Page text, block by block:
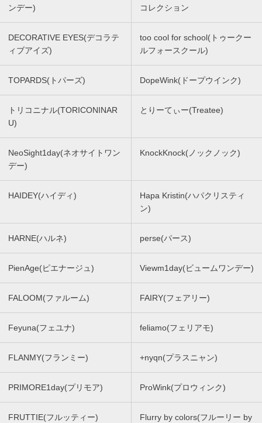
ンデー)
コレクション
DECORATIVE EYES(デコラテ
ィブアイズ)
too cool for school(トゥークー
ルフォースクール)
TOPARDS(トパーズ) DopeWink(ドープウインク)
トリコニナル(TORICONINAR
U)
とりーてぃー(Treatee)
NeoSight1day(ネオサイトワン
デー)
KnockKnock(ノックノック)
HAIDEY(ハイディ)
Hapa Kristin(ハパクリスティ
ン)
HARNE(ハルネ) perse(パース)
PienAge(ピエナージュ) Viewm1day(ビュームワンデー)
FALOOM(ファルーム) FAIRY(フェアリー)
Feyuna(フェユナ) feliamo(フェリアモ)
FLANMY(フランミー) +nyqn(プラスニャン)
PRIMORE1day(プリモア) ProWink(プロウィンク)
FRUTTIE(フルッティー)
Flurry by colors(フルーリー by